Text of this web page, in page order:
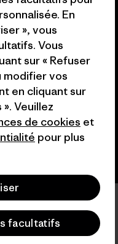
En
», vous
Vous
sur « Refuser
modifier vos
en cliquant sur
Veuillez
de cookies et
pour plus
facultatifs